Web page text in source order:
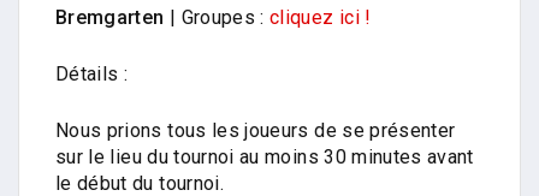
Bremgarten | Groupes :cliquez ici !
Détails :
Nous prions tous les joueurs de se présenter
sur le lieu du tournoi au moins 30 minutes avant
le début du tournoi.